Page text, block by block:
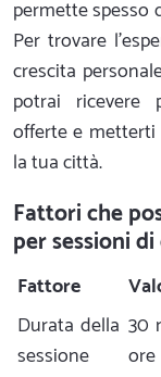
permette spesso
Per trovare
crescita
potrai ricevere
offerte e
la tua città.
Fattori che
per sessioni
Fattore
Durata della
sessione
30
ore